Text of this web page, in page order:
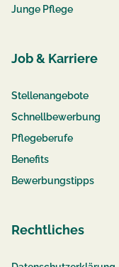
Junge Pflege
Job & Karriere
Stellenangebote
Schnellbewerbung
Pflegeberufe
Benefits
Bewerbungstipps
Rechtliches